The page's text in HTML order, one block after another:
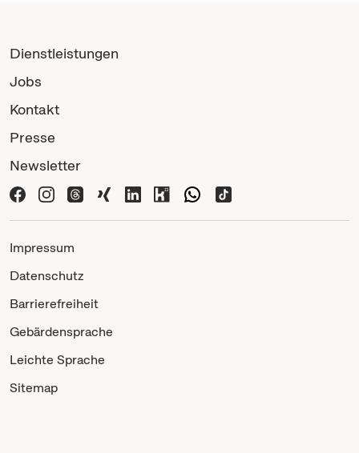
Dienstleistungen
Jobs
Kontakt
Presse
Newsletter
Impressum
Datenschutz
Barrierefreiheit
Gebärdensprache
Leichte Sprache
Sitemap